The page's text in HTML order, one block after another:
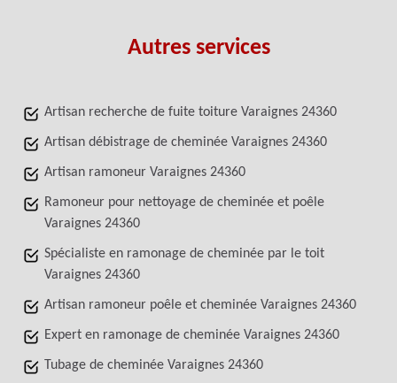
Autres services
Artisan recherche de fuite toiture Varaignes 24360
Artisan débistrage de cheminée Varaignes 24360
Artisan ramoneur Varaignes 24360
Ramoneur pour nettoyage de cheminée et poêle
Varaignes 24360
Spécialiste en ramonage de cheminée par le toit
Varaignes 24360
Artisan ramoneur poêle et cheminée Varaignes 24360
Expert en ramonage de cheminée Varaignes 24360
Tubage de cheminée Varaignes 24360